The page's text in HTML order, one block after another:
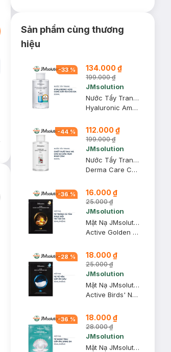
Sản phẩm cùng thương
hiệu
-33% 134.000 ₫
199.000 ₫
JMsolution
Nước Tẩy Trang JMsolution Hyaluronic Acid Mọi Loại Da 500ml
Hyaluronic Ampoule Cleansing Water
-44% 112.000 ₫
199.000 ₫
JMsolution
Nước Tẩy Trang JMsolution Rau Má Cho Da Dầu Mụn 500ml
Derma Care Centella Cleansing Water Clear
-36% 16.000 ₫
25.000 ₫
JMsolution
Mặt Nạ JMsolution Trứng Cá Tầm Phục Hồi Tái Tạo Da 30ml
Active Golden Caviar Nourishing Mask Prime
-28% 18.000 ₫
25.000 ₫
JMsolution
Mặt Nạ JMsolution Tổ Yến Dưỡng Ẩm Chuyên Sâu 30ml
Active Birds' Nest Moisture Mask Prime
-36% 18.000 ₫
28.000 ₫
JMsolution
Mặt Nạ JMsolution Dưỡng Ẩm, Sáng Da Từ Ngọc Trai 30ml